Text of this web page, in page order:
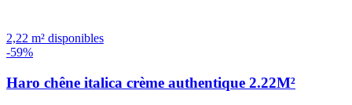
2,22 m² disponibles
-59%
Haro chêne italica crème authentique 2.22M²